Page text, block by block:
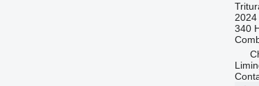
2024
340